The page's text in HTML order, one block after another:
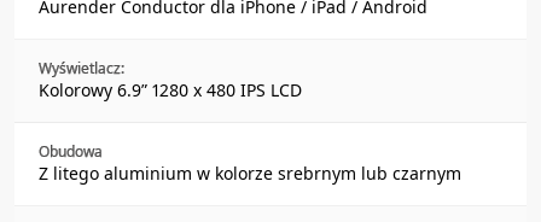
Aurender Conductor dla iPhone / iPad / Android
Wyświetlacz:
Kolorowy 6.9” 1280 x 480 IPS LCD
Obudowa
Z litego aluminium w kolorze srebrnym lub czarnym